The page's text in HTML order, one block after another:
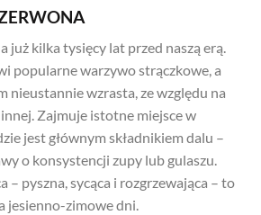
już kilka tysięcy lat przed naszą erą.
popularne warzywo strączkowe, a
nieustannie wzrasta, ze względu na
Zajmuje istotne miejsce w
jest głównym składnikiem dalu –
o konsystencji zupy lub gulaszu.
– pyszna, sycąca i rozgrzewająca – to
jesienno-zimowe dni.